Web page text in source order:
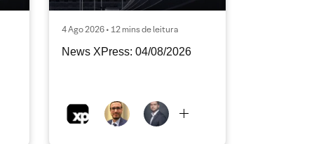
4 Ago 2026 • 12 mins de leitura
News XPress: 04/08/2026